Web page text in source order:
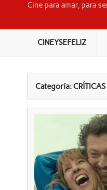
Cine para amar, para
CINEYSEFELIZ
Categoría: CRÍTICAS